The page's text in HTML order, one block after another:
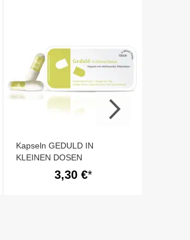
Kapseln GEDULD IN
KLEINEN DOSEN
3,30 €